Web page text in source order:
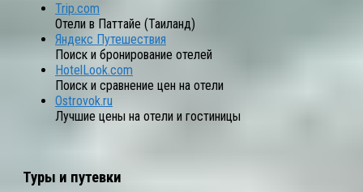
Trip.com
Отели в Паттайе (Таиланд)
Яндекс Путешествия
Поиск и бронирование отелей
HotelLook.com
Поиск и сравнение цен на отели
Ostrovok.ru
Лучшие цены на отели и гостиницы
Туры и путевки